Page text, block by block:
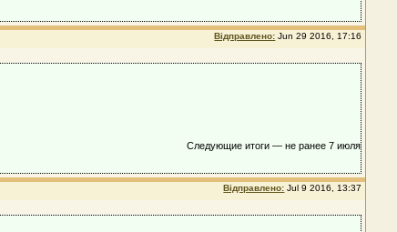
Відправлено: Jun 29 2016, 17:16
Следующие итоги — не ранее 7 июля
Відправлено: Jul 9 2016, 13:37